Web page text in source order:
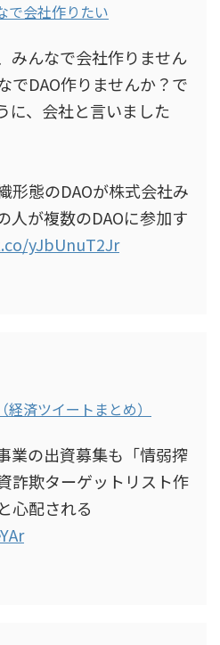
会社作りたい
みんなで会社作りません
でDAO作りませんか？で
に、会社と言いました
形態のDAOが株式会社み
人が複数のDAOに参加す
yJbUnuT2Jr
済ツイートまとめ）
業の出資募集も「情弱搾
詐欺ターゲットリスト作
心配される